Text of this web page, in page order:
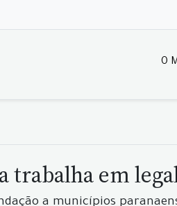
O
trabalha em
a municípios